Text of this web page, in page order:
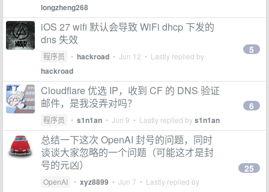
longzheng268
iOS 27 wifi 默认会导致 WiFi dhcp 下发的
dns 失效
程序员 • hackroad • Jun 12 • Lastly replied by
hackroad
5
Cloudflare 优选 IP，收到 CF 的 DNS 验证
邮件，是我没弄对吗？
程序员 • s1n1an • Jun 9 • Lastly replied bys1n1an
6
总结一下这次 OpenAI 封号的问题，同时
谈谈大家忽略的一个问题（可能这才是封
号的元凶）
OpenAI • xyz8899 • Jun 7 • Lastly replied by
25